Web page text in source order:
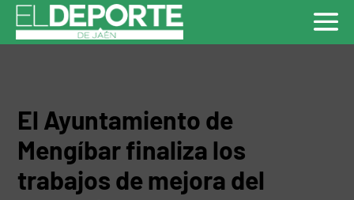
El Ayuntamiento de
Mengíbar finaliza los
trabajos de mejora del